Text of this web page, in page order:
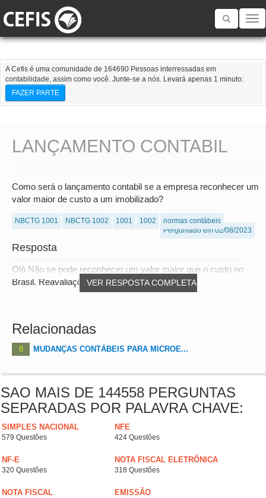
Toggle
A Cefis é uma comunidade de 164690 Pessoas interressadas em
contabilidade, assim como você. Junte-se a nós. Levará apenas 1 minuto:
FAZER PARTE
LANÇAMENTO CONTABIL
Como será o lançamento contabil se a empresa reconhecer um
valor maior de custo a um imobilizado?
NBCTG 1001 NBCTG 1002 1001 1002
normas contábeis
Perguntado em 02/08/2023
Resposta
VER RESPOSTA COMPLETA
Olá Não se pode reconhecer um valor maior que o custo no
Brasil. Reavaliações são vedadas. abs
Relacionadas
8 MUDANÇAS CONTÁBEIS PARA MICROE...
SAO MAIS DE 144558 PERGUNTAS
SEPARADAS POR PALAVRA CHAVE:
SIMPLES NACIONAL
579 Questões
NFE
424 Questões
NF-E
320 Questões
NOTA FISCAL ELETRÔNICA
318 Questões
NOTA FISCAL EMISSÃO